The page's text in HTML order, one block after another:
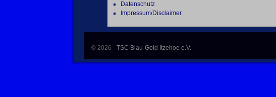
Datenschutz
Impressum/Disclaimer
© 2026 - TSC Blau-Gold Itzehoe e.V.